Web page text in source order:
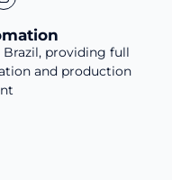
Brazil, providing full
and production